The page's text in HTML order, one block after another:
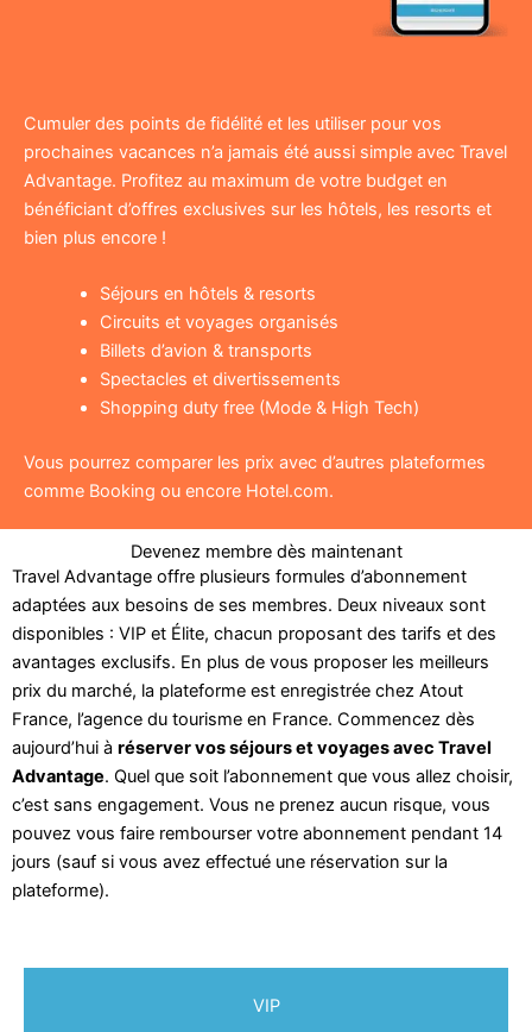
Cumuler des points de fidélité et les utiliser pour vos
prochaines vacances n’a jamais été aussi simple avec Travel
Advantage. Profitez au maximum de votre budget en
bénéficiant d’offres exclusives sur les hôtels, les resorts et
bien plus encore !
Séjours en hôtels & resorts
Circuits et voyages organisés
Billets d’avion & transports
Spectacles et divertissements
Shopping duty free (Mode & High Tech)
Vous pourrez comparer les prix avec d’autres plateformes
comme Booking ou encore Hotel.com.
Devenez membre dès maintenant
Travel Advantage offre plusieurs formules d’abonnement
adaptées aux besoins de ses membres. Deux niveaux sont
disponibles : VIP et Élite, chacun proposant des tarifs et des
avantages exclusifs. En plus de vous proposer les meilleurs
prix du marché, la plateforme est enregistrée chez Atout
France, l’agence du tourisme en France. Commencez dès
aujourd’hui à réserver vos séjours et voyages avec Travel
Advantage. Quel que soit l’abonnement que vous allez choisir,
c’est sans engagement. Vous ne prenez aucun risque, vous
pouvez vous faire rembourser votre abonnement pendant 14
jours (sauf si vous avez effectué une réservation sur la
plateforme).
VIP